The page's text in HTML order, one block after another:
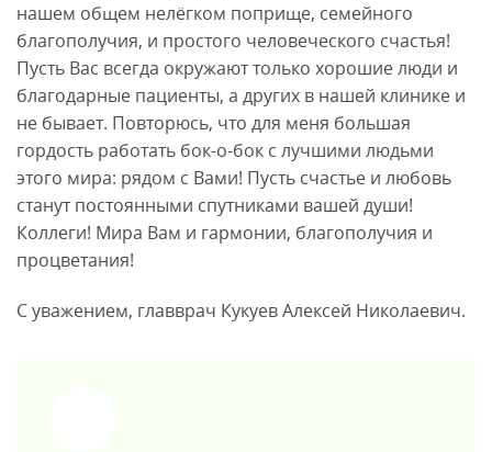
нашем общем нелёгком поприще, семейного
благополучия, и простого человеческого счастья!
Пусть Вас всегда окружают только хорошие люди и
благодарные пациенты, а других в нашей клинике и
не бывает. Повторюсь, что для меня большая
гордость работать бок-о-бок с лучшими людьми
этого мира: рядом с Вами! Пусть счастье и любовь
станут постоянными спутниками вашей души!
Коллеги! Мира Вам и гармонии, благополучия и
процветания!
С уважением, главврач Кукуев Алексей Николаевич.